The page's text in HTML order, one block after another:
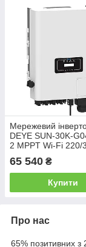
Мережевий
DEYE SUN-30K-
2 MPPT Wi-Fi 220/
65 540 ₴
Купити
Про нас
65% позитивних з